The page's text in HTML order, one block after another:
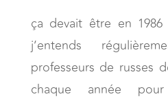
ça devait être en
j’entends
professeurs de russes
chaque année